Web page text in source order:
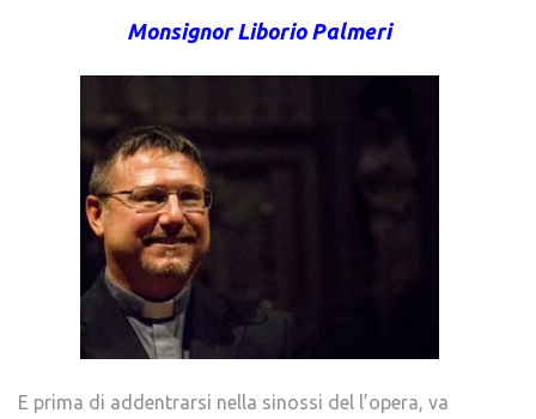
Monsignor Liborio Palmeri
E prima di addentrarsi nella sinossi del l’opera, va